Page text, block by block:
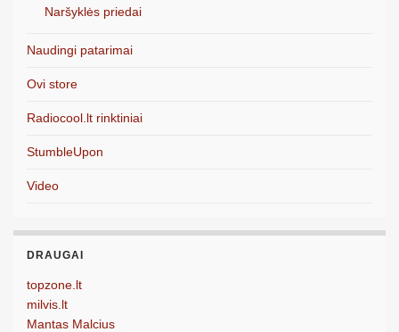
Naršyklės priedai
Naudingi patarimai
Ovi store
Radiocool.lt rinktiniai
StumbleUpon
Video
DRAUGAI
topzone.lt
milvis.lt
Mantas Malcius